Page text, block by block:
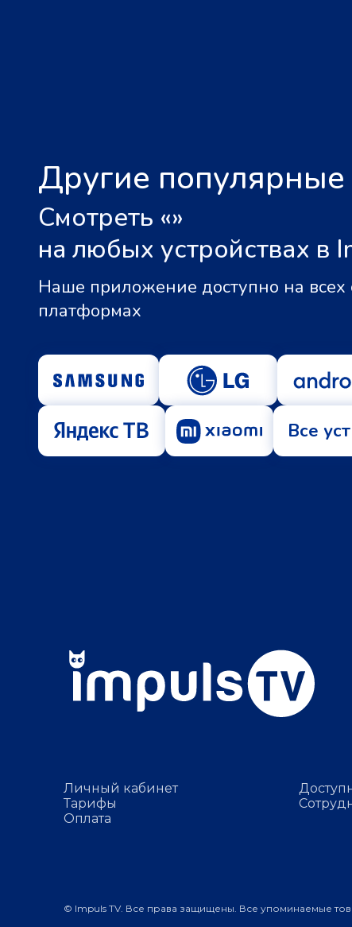
Другие
Смотреть «»
на любых устройствах в
Наше приложение доступно на
платформах
Все
Личный кабинет
Тарифы
Оплата
© Impuls TV. Все права защищены. Все упоминаемые